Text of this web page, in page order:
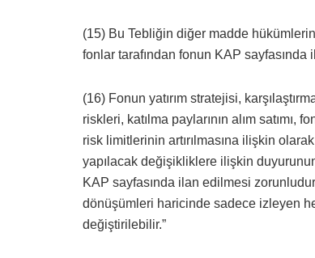
(15) Bu Tebliğin diğer madde
fonlar tarafından fonun KAP sayfasında
(16) Fonun yatırım stratejisi,
riskleri, katılma paylarının alım satımı,
risk limitlerinin artırılmasına ilişkin
yapılacak değişikliklere ilişkin
KAP sayfasında ilan edilmesi
dönüşümleri haricinde sadece izleyen
değiştirilebilir.”